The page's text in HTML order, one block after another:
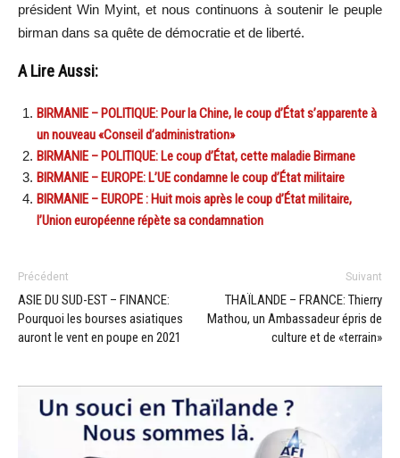
président Win Myint, et nous continuons à soutenir le peuple
birman dans sa quête de démocratie et de liberté.
A Lire Aussi:
BIRMANIE – POLITIQUE: Pour la Chine, le coup d’État s’apparente à
un nouveau «Conseil d’administration»
BIRMANIE – POLITIQUE: Le coup d’État, cette maladie Birmane
BIRMANIE – EUROPE: L’UE condamne le coup d’État militaire
BIRMANIE – EUROPE : Huit mois après le coup d’État militaire,
l’Union européenne répète sa condamnation
Précédent
ASIE DU SUD-EST – FINANCE:
Pourquoi les bourses asiatiques
auront le vent en poupe en 2021
Suivant
THAÏLANDE – FRANCE: Thierry
Mathou, un Ambassadeur épris de
culture et de «terrain»